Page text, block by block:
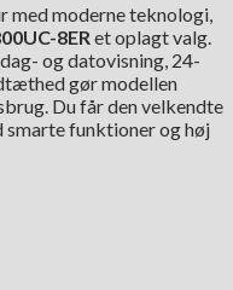
med moderne teknologi,
8ER et oplagt valg.
og datovisning, 24-
gør modellen
Du får den velkendte
funktioner og høj